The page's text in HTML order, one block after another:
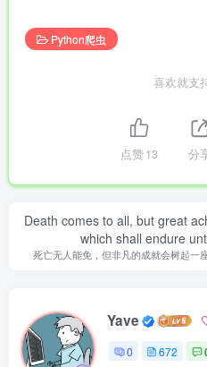
Python爬虫
喜欢就支
点赞13 分
Death comes to all, but great
which shall endure
死亡无人能免，但非凡的成就会树起一
Yave
0 672